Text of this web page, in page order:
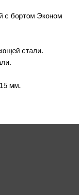
с бортом Эконом
стали.
мм.